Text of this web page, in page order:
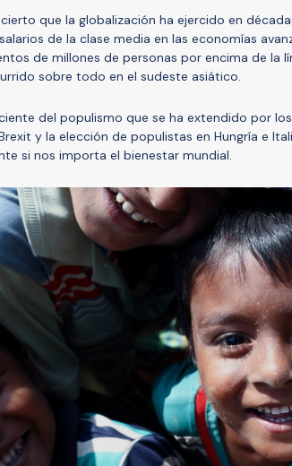
que la globalización ha ejercido en
de la clase media en las economías
de millones de personas por encima de la
sobre todo en el sudeste asiático.
del populismo que se ha extendido por
y la elección de populistas en Hungría e
si nos importa el bienestar mundial.